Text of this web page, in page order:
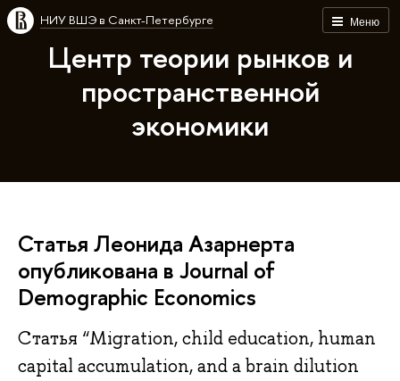
Меню
НИУ ВШЭ в Санкт-Петербурге
Центр теории рынков и
пространственной
экономики
Статья Леонида Азарнерта
опубликована в Journal of
Demographic Economics
Статья “Migration, child education, human
capital accumulation, and a brain dilution